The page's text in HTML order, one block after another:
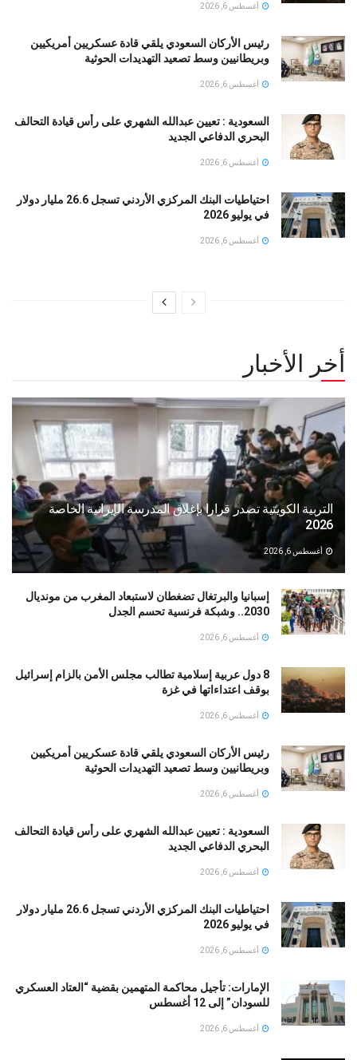
أغسطس 6, 2026
رئيس الأركان السعودي يلقي قادة عسكريين أمريكيين
وبريطانيين وسط تصعيد التهديدات الحوثية
أغسطس 6, 2026
السعودية : تعيين عبدالله الشهري على رأس قيادة التحالف
البحري الدفاعي الجديد
أغسطس 6, 2026
احتياطيات البنك المركزي الأردني تسجل 26.6 مليار دولار
في يوليو 2026
أغسطس 6, 2026
أخر الأخبار
التربية الكويتية تصدر قرارا بإغلاق المدرسة الإيرانية الخاصة
2026
أغسطس 6, 2026
إسبانيا والبرتغال تضغطان لاستبعاد المغرب من مونديال
2030.. وشبكة فرنسية تحسم الجدل
أغسطس 6, 2026
8 دول عربية إسلامية تطالب مجلس الأمن بالزام إسرائيل
بوقف اعتداءاتها في غزة
أغسطس 6, 2026
رئيس الأركان السعودي يلقي قادة عسكريين أمريكيين
وبريطانيين وسط تصعيد التهديدات الحوثية
أغسطس 6, 2026
السعودية : تعيين عبدالله الشهري على رأس قيادة التحالف
البحري الدفاعي الجديد
أغسطس 6, 2026
احتياطيات البنك المركزي الأردني تسجل 26.6 مليار دولار
في يوليو 2026
أغسطس 6, 2026
الإمارات: تأجيل محاكمة المتهمين بقضية “العتاد العسكري
للسودان” إلى 12 أغسطس
أغسطس 6, 2026